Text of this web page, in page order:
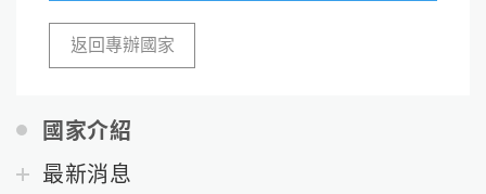
國家介紹
最新消息
返回專辦國家